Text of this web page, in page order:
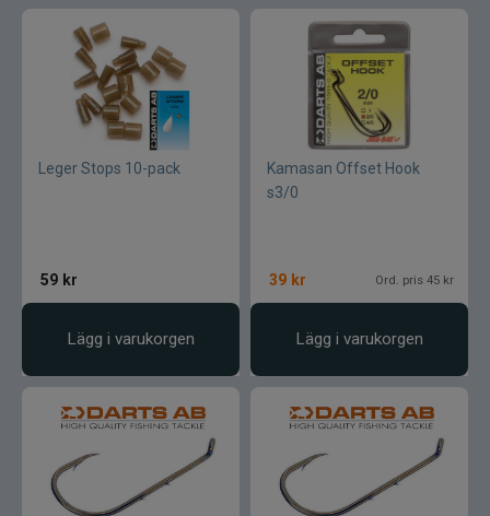
Leger Stops 10-pack
59 kr
Lägg i varukorgen
Kamasan Offset Hook
s3/0
39 kr Ord. pris 45 kr
Lägg i varukorgen